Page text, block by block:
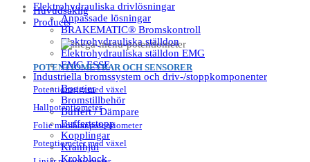
Elektrohydrauliska drivlösningar
Anpassade lösningar
BRAKEMATIC® Bromskontroll
Elektrohydrauliska ställdon
Elektrohydrauliska ställdon EMG
EMG ESSE
Industriella bromssystem och driv-/stoppkomponenter
Boggier
Bromstillbehör
Buffert / Dämpare
Buffertstopp
Kopplingar
Kranhjul
Krokblock
Huvudsaklig
Products
POTENTIOMETRAR OCH SENSORER
Potentiometer med växel
Hallpotentiometer
Folie membranpotentiometer
Potentiometer med växel